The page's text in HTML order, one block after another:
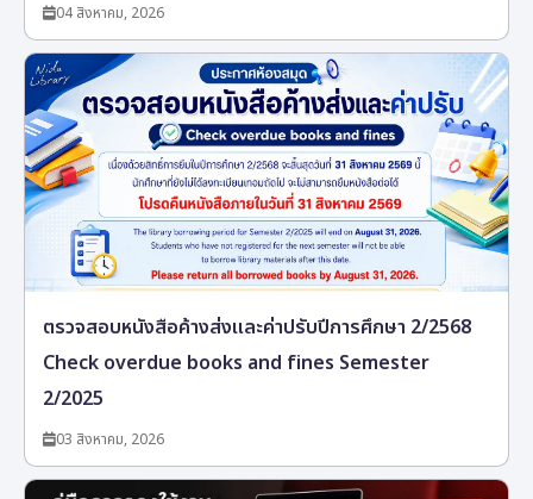
04 สิงหาคม, 2026
ตรวจสอบหนังสือค้างส่งและค่าปรับปีการศึกษา 2/2568
Check overdue books and fines Semester
2/2025
03 สิงหาคม, 2026